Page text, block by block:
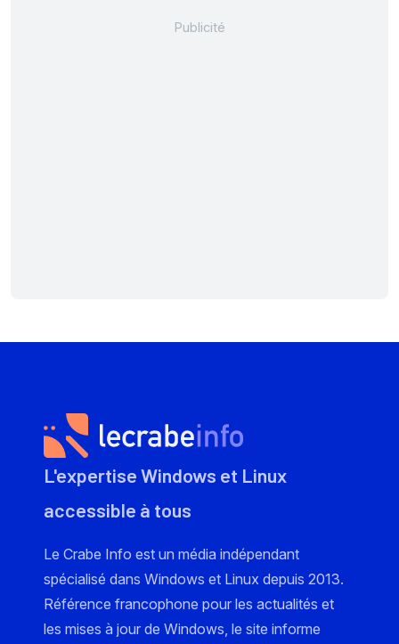
L'expertise Windows et Linux
accessible à tous
Le Crabe Info est un média indépendant
spécialisé dans Windows et Linux depuis 2013.
Référence francophone pour les actualités et
les mises à jour de Windows, le site informe